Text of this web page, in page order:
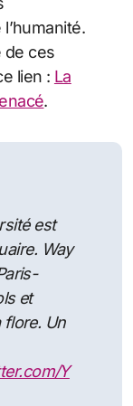
de ces
lien : La
.
est
Way
et
flore. Un
Y